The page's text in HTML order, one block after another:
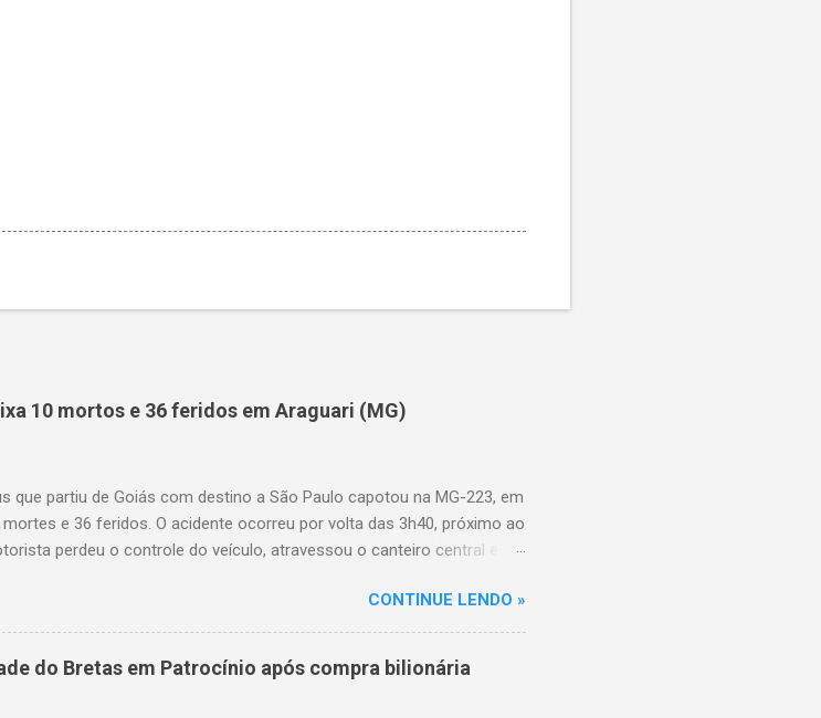
10 mortos e 36 feridos em Araguari (MG)
que partiu de Goiás com destino a São Paulo capotou na MG-223, em
e 36 feridos. O acidente ocorreu por volta das 3h40, próximo ao
perdeu o controle do veículo, atravessou o canteiro central e
em estado grave. As autoridades investigam as causas do acidente.
CONTINUE LENDO »
do Bretas em Patrocínio após compra bilionária